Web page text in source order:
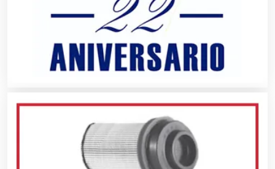
Artículos de Oficina
Artículos Deportivos